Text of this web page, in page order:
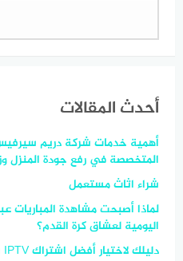
أحدث المقالات
أهمية خدمات شركة دريم
المتخصصة في رفع جودة المنزل
شراء اثاث مستعمل
لماذا أصبحت مشاهدة المباريات
اليومية لعشاق كرة القدم؟
دليلك لاختيار أفضل اشتراك IPTV بين سمارترز وهولك وفالكون